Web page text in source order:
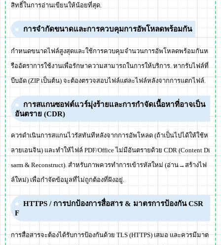
สิทธิ์ในการอ่านเขียนให้น้อยที่สุด.
การจำกัดขนาดและการควบคุมการอัพโหลดพร้อมกัน
กำหนดขนาดไฟล์สูงสุดและใช้การควบคุมจำนวนการอัพโหลดพร้อมกันห
รืออัตราการใช้งานเพื่อรักษาความสามารถในการให้บริการ. หากรับไฟล์ที่
บีบอัด (ZIP เป็นต้น) จะต้องตรวจสอบไฟล์แต่ละไฟล์หลังจากการแตกไฟล์.
การสแกนซอฟต์แวร์มุ่งร้ายและการกำจัดเนื้อหาที่อาจเป็น
อันตราย (CDR)
ควรดำเนินการสแกนไวรัสทันทีหลังจากการอัพโหลด (ถ้าเป็นไปได้ให้ใช้ห
ลายเอนจิน) และทำให้ไฟล์ PDF/Office ไม่มีอันตรายด้วย CDR (Content Di
sarm & Reconstruct). สำหรับภาพควรทำการเข้ารหัสใหม่ (อ่าน→สร้างไฟ
ล์ใหม่) เพื่อกำจัดข้อมูลที่ไม่ถูกต้องที่ฝังอยู่.
HTTPS / การปกป้องการสื่อสาร & มาตรการป้องกัน CSR
F
การสื่อสารจะต้องได้รับการป้องกันด้วย TLS (HTTPS) เสมอ และควรมีมาต